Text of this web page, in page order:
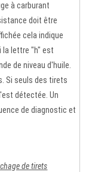
à carburant
doit être
cela indique
la lettre "h" est
de niveau d'huile.
Si seuls des tirets
détectée. Un
de diagnostic et
de tirets